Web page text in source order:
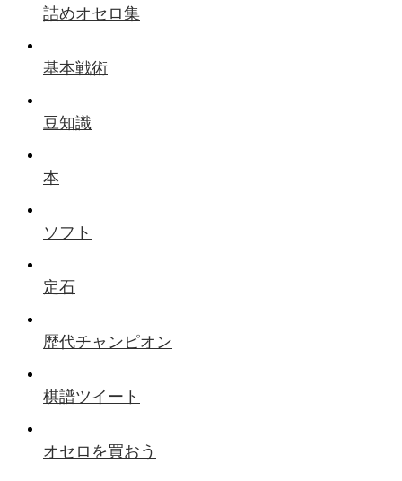
詰めオセロ集
基本戦術
豆知識
本
ソフト
定石
歴代チャンピオン
棋譜ツイート
オセロを買おう